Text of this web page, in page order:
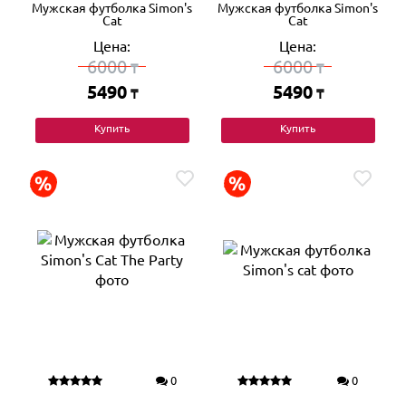
Мужская футболка Simon's
Cat
Цена:
6000₸
5490 ₸
Купить
Мужская футболка Simon's
Cat
Цена:
6000₸
5490 ₸
Купить
0 0